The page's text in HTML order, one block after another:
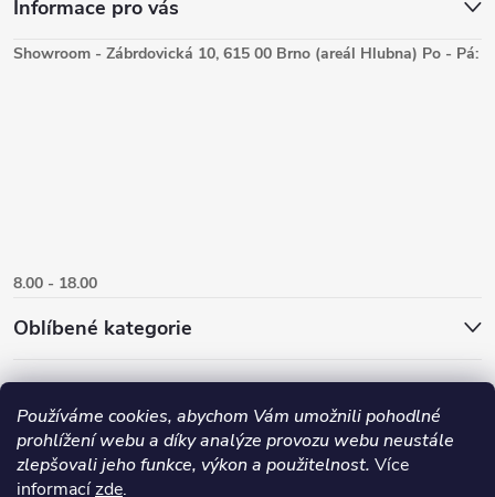
Používáme cookies, abychom Vám umožnili pohodlné
prohlížení webu a díky analýze provozu webu neustále
zlepšovali jeho funkce, výkon a použitelnost. Více
informacízde.
Informace pro vás
Showroom - Zábrdovická 10, 615 00 Brno (areál Hlubna) Po - Pá:
8.00 - 18.00
Oblíbené kategorie